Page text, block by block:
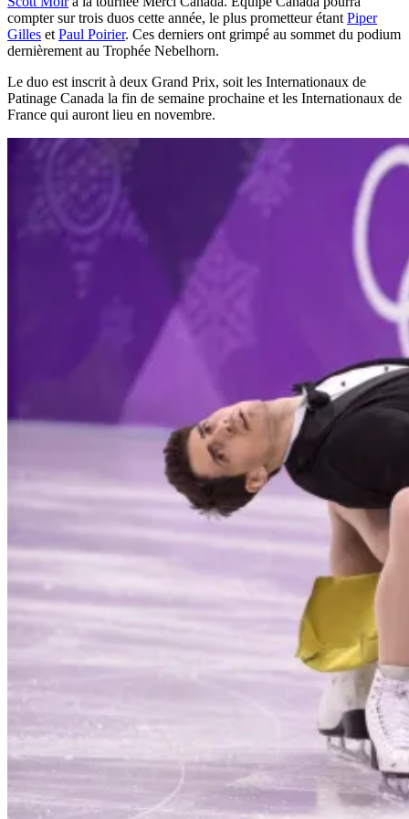
compter sur trois duos cette année, le plus prometteur étant Piper
Gilles et Paul Poirier. Ces derniers ont grimpé au sommet du podium
dernièrement au Trophée Nebelhorn.
Le duo est inscrit à deux Grand Prix, soit les Internationaux de
Patinage Canada la fin de semaine prochaine et les Internationaux de
France qui auront lieu en novembre.